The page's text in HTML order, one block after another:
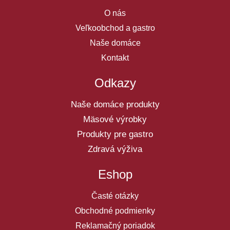
O nás
Veľkoobchod a gastro
Naše domáce
Kontakt
Odkazy
Naše domáce produkty
Mäsové výrobky
Produkty pre gastro
Zdravá výživa
Eshop
Časté otázky
Obchodné podmienky
Reklamačný poriadok